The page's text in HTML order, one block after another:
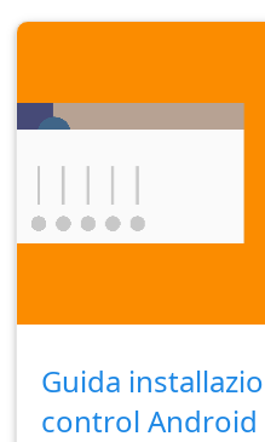
Guida
control Android